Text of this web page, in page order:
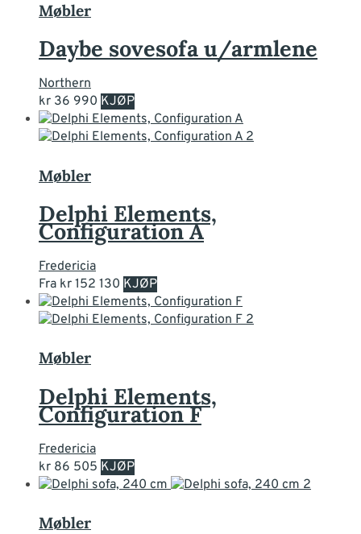
kan
velges
produktsiden
Møbler
Daybe sovesofa u/armlene
Northern
kr 36 990 KJØPDette
produktet
har
kan
velges
på
Møbler
Delphi Elements,
Configuration A
Fredericia
Fra kr 152 130 KJØPDette
produktet
har
kan
velges
på
Møbler
Delphi Elements,
Configuration F
Fredericia
kr 86 505 KJØPDette
produktet
Møbler